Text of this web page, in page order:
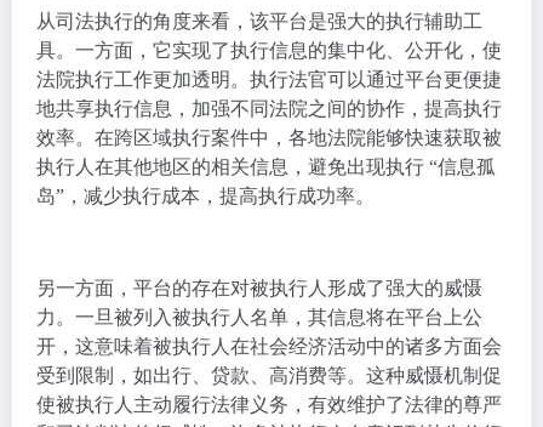
从司法执行的角度来看，该平台是强大的执行辅助工
具。一方面，它实现了执行信息的集中化、公开化，使
法院执行工作更加透明。执行法官可以通过平台更便捷
地共享执行信息，加强不同法院之间的协作，提高执行
效率。在跨区域执行案件中，各地法院能够快速获取被
执行人在其他地区的相关信息，避免出现执行 “信息孤
岛”，减少执行成本，提高执行成功率。
另一方面，平台的存在对被执行人形成了强大的威慑
力。一旦被列入被执行人名单，其信息将在平台上公
开，这意味着被执行人在社会经济活动中的诸多方面会
受到限制，如出行、贷款、高消费等。这种威慑机制促
使被执行人主动履行法律义务，有效维护了法律的尊严